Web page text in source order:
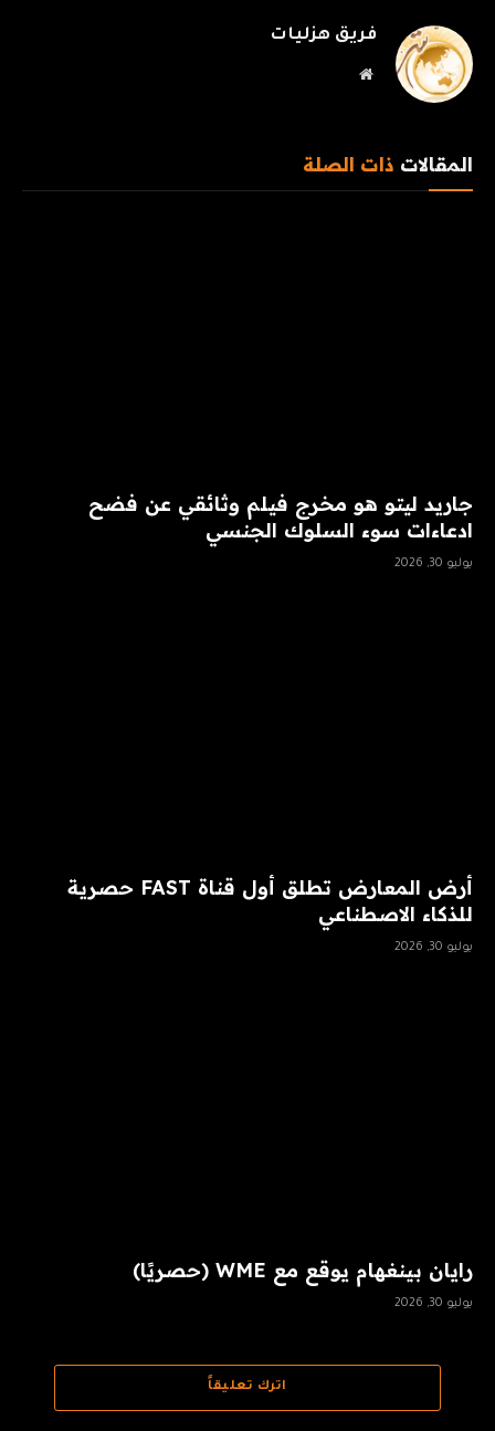
فريق هزليات
موقع
المقالات ذات الصلة
جاريد ليتو هو مخرج فيلم وثائقي عن فضح
ادعاءات سوء السلوك الجنسي
يوليو 30, 2026
أرض المعارض تطلق أول قناة FAST حصرية
للذكاء الاصطناعي
يوليو 30, 2026
رايان بينغهام يوقع مع WME (حصريًا)
يوليو 30, 2026
اترك تعليقاً